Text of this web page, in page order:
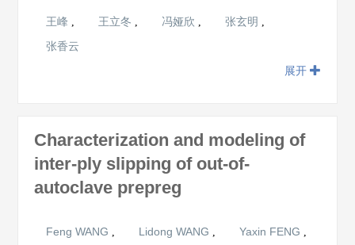
王峰 , 王立冬 , 冯娅欣 , 张玄明 ,
张香云
展开
Characterization and modeling of
inter-ply slipping of out-of-
autoclave prepreg
Feng WANG , Lidong WANG , Yaxin FENG ,